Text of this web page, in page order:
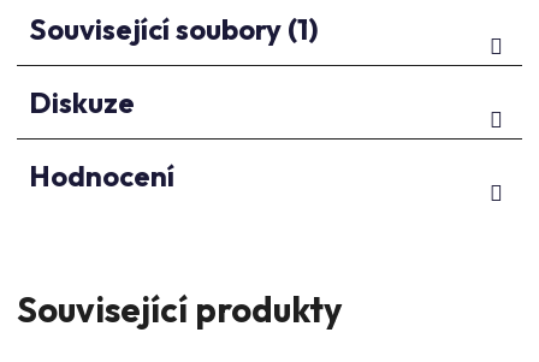
Související soubory (1)
Diskuze
Hodnocení
Související produkty